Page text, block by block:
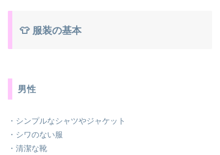
👕 服装の基本
男性
・シンプルなシャツやジャケット
・シワのない服
・清潔な靴